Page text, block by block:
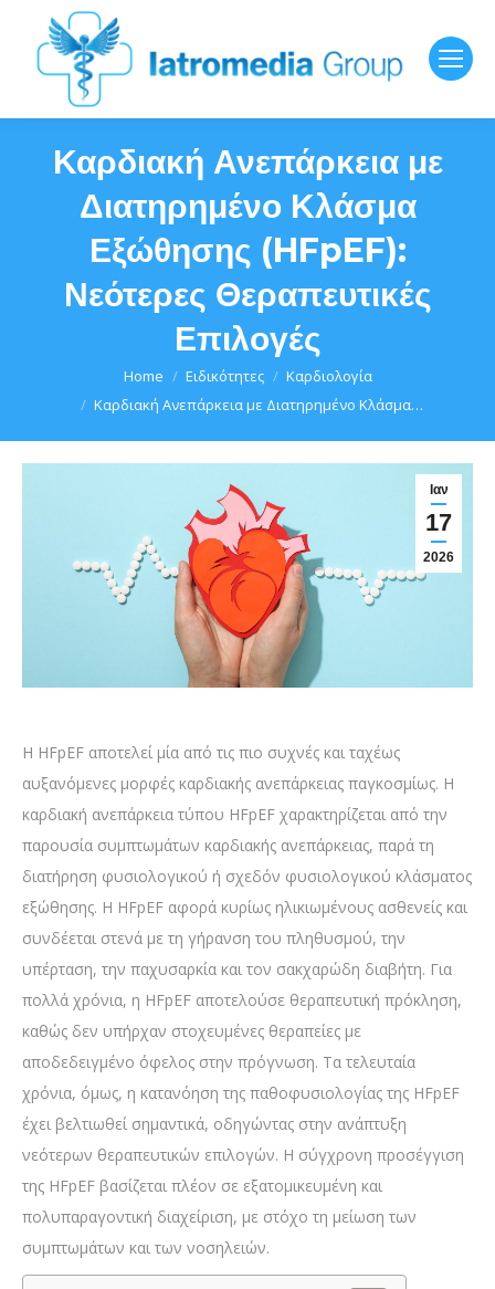
Καρδιακή Ανεπάρκεια με
Διατηρημένο Κλάσμα
Εξώθησης (HFpEF):
Νεότερες Θεραπευτικές
Επιλογές
Home Ειδικότητες
Καρδιολογία
Καρδιακή Ανεπάρκεια με Διατηρημένο Κλάσμα…
Ιαν
17
2026
Η HFpEF αποτελεί μία από τις πιο συχνές και ταχέως
αυξανόμενες μορφές καρδιακής ανεπάρκειας παγκοσμίως. Η
καρδιακή ανεπάρκεια τύπου HFpEF χαρακτηρίζεται από την
παρουσία συμπτωμάτων καρδιακής ανεπάρκειας, παρά τη
διατήρηση φυσιολογικού ή σχεδόν φυσιολογικού κλάσματος
εξώθησης. Η HFpEF αφορά κυρίως ηλικιωμένους ασθενείς και
συνδέεται στενά με τη γήρανση του πληθυσμού, την
υπέρταση, την παχυσαρκία και τον σακχαρώδη διαβήτη. Για
πολλά χρόνια, η HFpEF αποτελούσε θεραπευτική πρόκληση,
καθώς δεν υπήρχαν στοχευμένες θεραπείες με
αποδεδειγμένο όφελος στην πρόγνωση. Τα τελευταία
χρόνια, όμως, η κατανόηση της παθοφυσιολογίας της HFpEF
έχει βελτιωθεί σημαντικά, οδηγώντας στην ανάπτυξη
νεότερων θεραπευτικών επιλογών. Η σύγχρονη προσέγγιση
της HFpEF βασίζεται πλέον σε εξατομικευμένη και
πολυπαραγοντική διαχείριση, με στόχο τη μείωση των
συμπτωμάτων και των νοσηλειών.